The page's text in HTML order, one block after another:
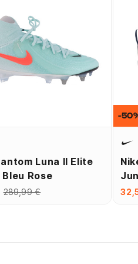
Luna II Elite
Bleu Rose
289,99 €
-